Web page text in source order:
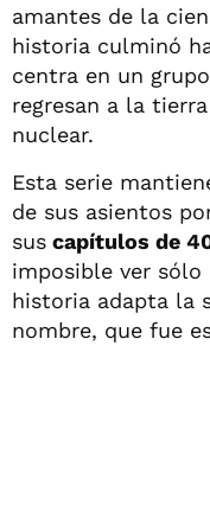
amantes de la
historia culminó
centra en un
regresan a la
nuclear.
Esta serie
de sus asientos
sus capítulos de
imposible ver sólo
historia adapta la
nombre, que fue